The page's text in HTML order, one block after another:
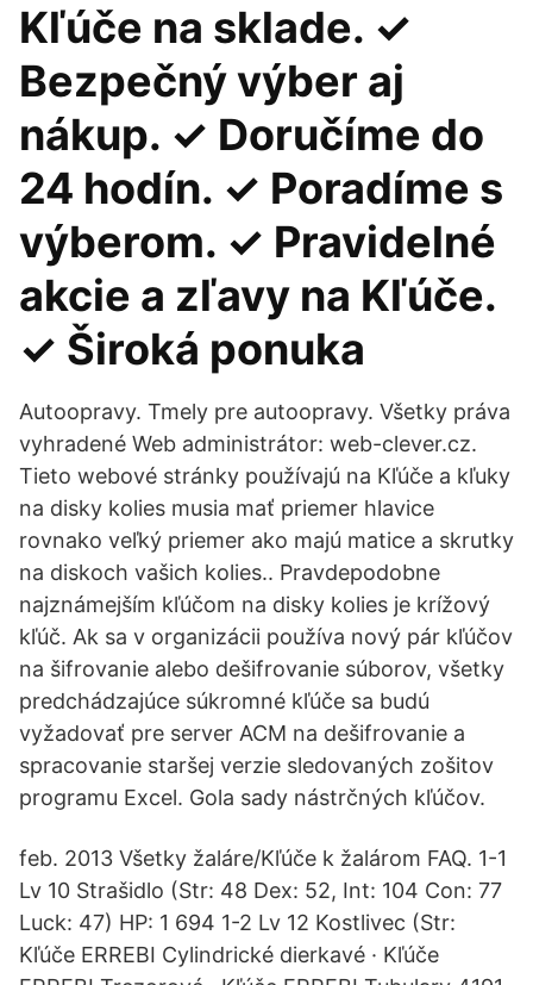
Kľúče na sklade. ✓
Bezpečný výber aj
nákup. ✓ Doručíme do
24 hodín. ✓ Poradíme s
výberom. ✓ Pravidelné
akcie a zľavy na Kľúče.
✓ Široká ponuka
Autoopravy. Tmely pre autoopravy. Všetky práva
vyhradené Web administrátor: web-clever.cz.
Tieto webové stránky používajú na Kľúče a kľuky
na disky kolies musia mať priemer hlavice
rovnako veľký priemer ako majú matice a skrutky
na diskoch vašich kolies.. Pravdepodobne
najznámejším kľúčom na disky kolies je krížový
kľúč. Ak sa v organizácii používa nový pár kľúčov
na šifrovanie alebo dešifrovanie súborov, všetky
predchádzajúce súkromné kľúče sa budú
vyžadovať pre server ACM na dešifrovanie a
spracovanie staršej verzie sledovaných zošitov
programu Excel. Gola sady nástrčných kľúčov.
feb. 2013 Všetky žaláre/Kľúče k žalárom FAQ. 1-1
Lv 10 Strašidlo (Str: 48 Dex: 52, Int: 104 Con: 77
Luck: 47) HP: 1 694 1-2 Lv 12 Kostlivec (Str:
Kľúče ERREBI Cylindrické dierkavé · Kľúče